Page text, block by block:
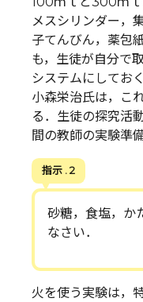
メスシリンダー，
子てんびん，薬包
も，生徒が自分で
システムにしておく
小森栄治氏は，こ
る．生徒の探究活
間の教師の実験準
指示 . 2
砂糖，食塩，か
なさい．
火を使う実験は，